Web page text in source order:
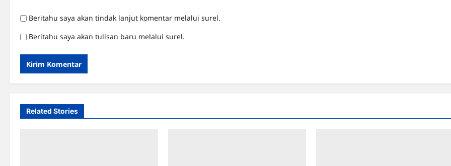
Beritahu saya akan tindak lanjut komentar melalui surel.
Beritahu saya akan tulisan baru melalui surel.
Related Stories